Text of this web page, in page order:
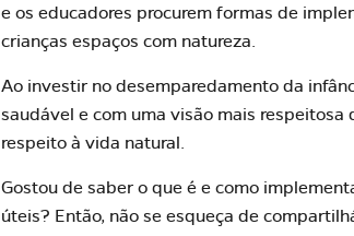
e os educadores procurem formas de
crianças espaços com natureza.
Ao investir no desemparedamento da
saudável e com uma visão mais
respeito à vida natural.
Gostou de saber o que é e como
úteis? Então, não se esqueça de